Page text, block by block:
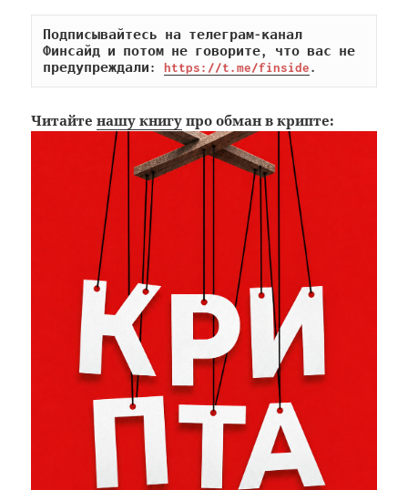
Подписывайтесь на телеграм-канал
Финсайд и потом не говорите, что вас не
предупреждали: https://t.me/finside.
Читайтенашу книгу про обман в крипте: